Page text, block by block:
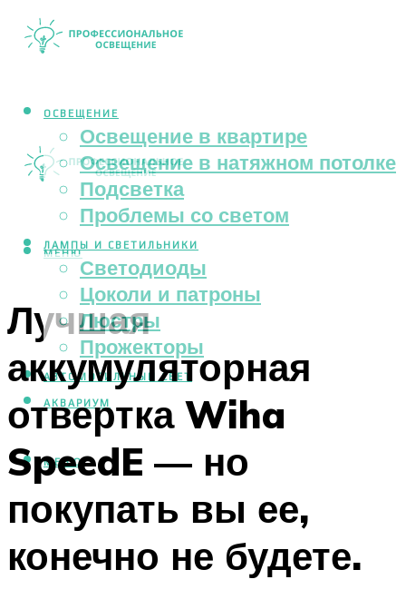
ОСВЕЩЕНИЕ
Освещение в квартире
Освещение в натяжном потолке
Подсветка
Проблемы со светом
ЛАМПЫ И СВЕТИЛЬНИКИ
Светодиоды
Цоколи и патроны
Люстры
Прожекторы
АВТОМОБИЛЬНЫЙ СВЕТ
АКВАРИУМ
МЕНЮ
МЕНЮ
Лучшая
аккумуляторная
отвертка Wiha
SpeedE — но
покупать вы ее,
конечно не будете.